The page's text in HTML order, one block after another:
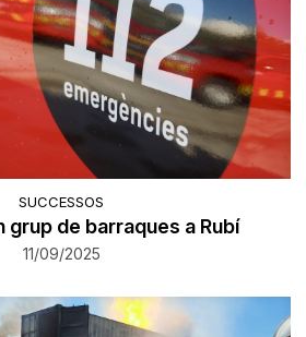
SUCCESSOS
grup de barraques a Rubí
11/09/2025